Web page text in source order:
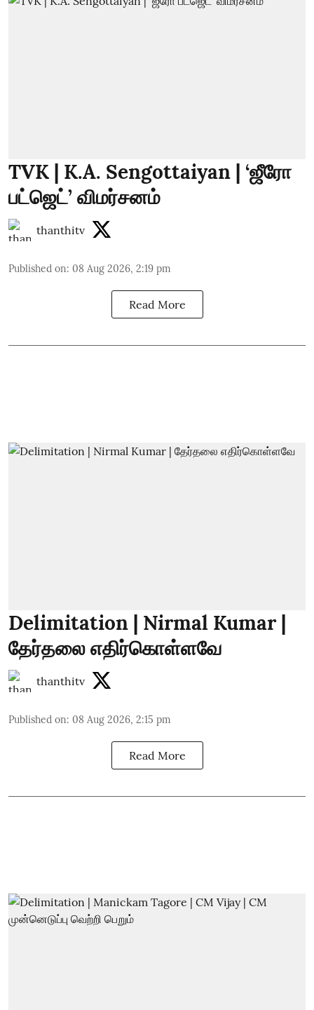
TVK | K.A. Sengottaiyan | ‘ஜீரோ
பட்ஜெட்’ விமர்சனம்
thanthitv
Published on: 08 Aug 2026, 2:19 pm
Read More
Delimitation | Nirmal Kumar |
தேர்தலை எதிர்கொள்ளவே
thanthitv
Published on: 08 Aug 2026, 2:15 pm
Read More